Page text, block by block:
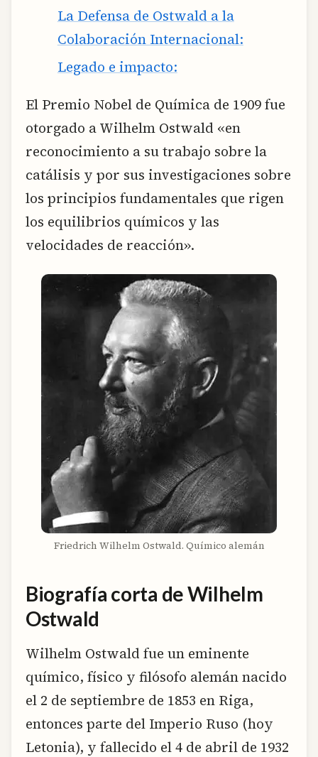
La Defensa de Ostwald a la
Colaboración Internacional:
Legado e impacto:
El Premio Nobel de Química de 1909 fue
otorgado a Wilhelm Ostwald «en
reconocimiento a su trabajo sobre la
catálisis y por sus investigaciones sobre
los principios fundamentales que rigen
los equilibrios químicos y las
velocidades de reacción».
Friedrich Wilhelm Ostwald. Químico alemán
Biografía corta de Wilhelm
Ostwald
Wilhelm Ostwald fue un eminente
químico, físico y filósofo alemán nacido
el 2 de septiembre de 1853 en Riga,
entonces parte del Imperio Ruso (hoy
Letonia), y fallecido el 4 de abril de 1932